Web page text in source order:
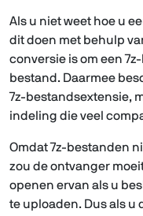
Als u niet weet hoe u
dit doen met behulp
conversie is om een
bestand. Daarmee
7z-bestandsextensie,
indeling die veel
Omdat 7z-bestanden
zou de ontvanger
openen ervan als u
te uploaden. Dus als